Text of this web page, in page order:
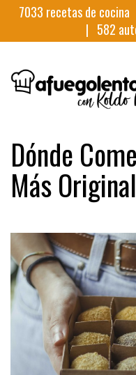
7033 recetas de
| 582
Dónde
Más